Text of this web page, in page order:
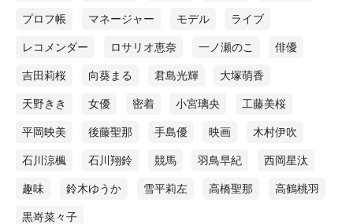
icon_shape="circle"]私が今回オススメするのは『Back Street Girls-ゴク
がある時に大失敗をしてしまい、親分から命が惜しければ、性転換手
訓練を受けたのちに、アイドルとしてデビューをするお話です！私も
も入っているので、見ていてすごく面白くオススメです！！気になっ
た方は、ぜひ見てみて下さい！^ - ^[/ふきだし] “反田葉月レコメン
ド”『わくわくできる物件紹介チャンネル！』 反田 葉月(たんだ はづき)
2001年2月28日生まれ、広島県出身。 女優・モデル。ブシロードメデ
ィアミックスプロジェクト D4DJ 「Lyrical Lily」センター 桜田美夢役
として活躍。趣味は物件情報を見ること、ギター。 【YouTubeチャン
ネル「ゆっくり不動産」】 https://www.youtube.com/watch?v=G8-
Jl7Fcdgs&feature=youtu.be [ふきだし icon="https://platinum-
プロフ帳 マネージャー モデル ライブ
レコメンダー ロサリオ恵奈 一ノ瀬のこ 俳優
吉田莉桜 向葵まる 君島光輝 大塚萌香
天野きき 女優 密着 小宮璃央 工藤美桜
平岡映美 後藤聖那 手島優 映画 木村伊吹
石川涼楓 石川翔鈴 競馬 羽鳥早紀 西岡星汰
趣味 鈴木ゆうか 雪平莉左 高橋聖那 高鶴桃羽
黒嵜菜々子